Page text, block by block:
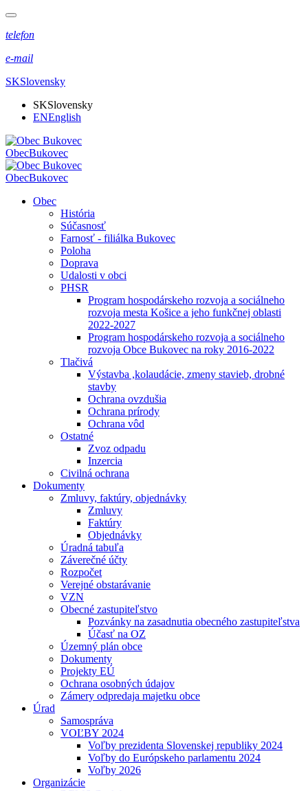
telefon
e-mail
SKSlovensky
SKSlovensky
ENEnglish
ObecBukovec
ObecBukovec
Obec
História
Súčasnosť
Farnosť - filiálka Bukovec
Poloha
Doprava
Udalosti v obci
PHSR
Program hospodárskeho rozvoja a sociálneho
rozvoja mesta Košice a jeho funkčnej oblasti
2022-2027
Program hospodárskeho rozvoja a sociálneho
rozvoja Obce Bukovec na roky 2016-2022
Tlačivá
Výstavba ,kolaudácie, zmeny stavieb, drobné
stavby
Ochrana ovzdušia
Ochrana prírody
Ochrana vôd
Ostatné
Zvoz odpadu
Inzercia
Civilná ochrana
Dokumenty
Zmluvy, faktúry, objednávky
Zmluvy
Faktúry
Objednávky
Úradná tabuľa
Záverečné účty
Rozpočet
Verejné obstarávanie
VZN
Obecné zastupiteľstvo
Pozvánky na zasadnutia obecného zastupiteľstva
Účasť na OZ
Územný plán obce
Dokumenty
Projekty EÚ
Ochrana osobných údajov
Zámery odpredaja majetku obce
Úrad
Samospráva
VOĽBY 2024
Voľby prezidenta Slovenskej republiky 2024
Voľby do Európskeho parlamentu 2024
Voľby 2026
Organizácie